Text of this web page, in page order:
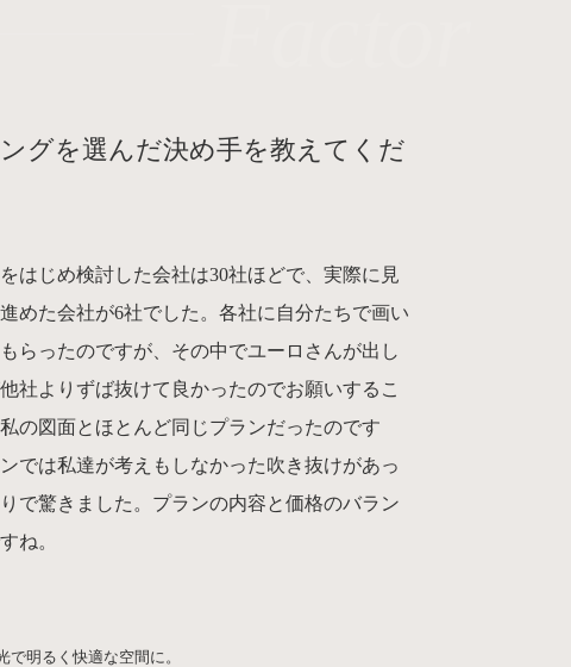
グを選んだ決め手を教えてくだ
はじめ検討した会社は30社ほどで、実際に見
めた会社が6社でした。各社に自分たちで画い
らったのですが、その中でユーロさんが出し
社よりずば抜けて良かったのでお願いするこ
の図面とほとんど同じプランだったのです
では私達が考えもしなかった吹き抜けがあっ
で驚きました。プランの内容と価格のバラン
ね。
で明るく快適な空間に。